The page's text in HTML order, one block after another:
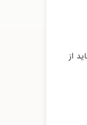
از